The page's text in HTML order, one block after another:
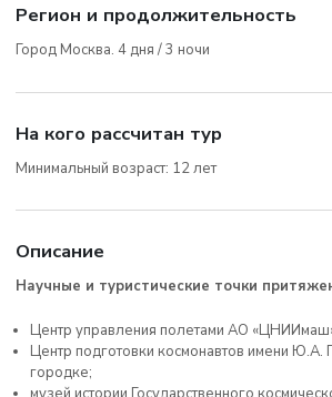
Регион и продолжительность
Город Москва. 4 дня / 3 ночи
На кого рассчитан тур
Минимальный возраст: 12 лет
Описание
Научные и туристические точки
Центр управления полетами АО
Центр подготовки космонавтов имени Ю.А.
городке;